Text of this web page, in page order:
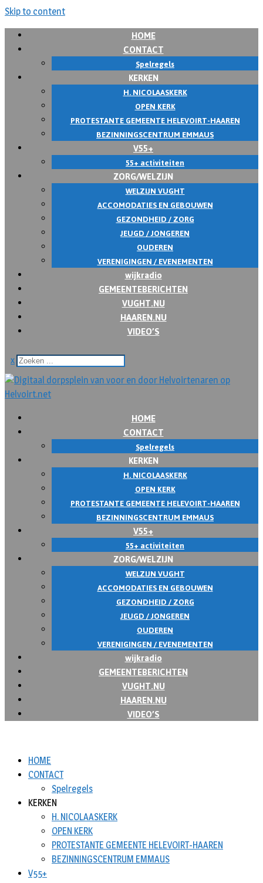
Skip to content
HOME
CONTACT
Spelregels
KERKEN
H. NICOLAASKERK
OPEN KERK
PROTESTANTE GEMEENTE HELEVOIRT-HAAREN
BEZINNINGSCENTRUM EMMAUS
V55+
55+ activiteiten
ZORG/WELZIJN
WELZIJN VUGHT
ACCOMODATIES EN GEBOUWEN
GEZONDHEID / ZORG
JEUGD / JONGEREN
OUDEREN
VERENIGINGEN / EVENEMENTEN
wijkradio
GEMEENTEBERICHTEN
VUGHT.NU
HAAREN.NU
VIDEO’S
x
HOME
CONTACT
Spelregels
KERKEN
H. NICOLAASKERK
OPEN KERK
PROTESTANTE GEMEENTE HELEVOIRT-HAAREN
BEZINNINGSCENTRUM EMMAUS
V55+
55+ activiteiten
ZORG/WELZIJN
WELZIJN VUGHT
ACCOMODATIES EN GEBOUWEN
GEZONDHEID / ZORG
JEUGD / JONGEREN
OUDEREN
VERENIGINGEN / EVENEMENTEN
wijkradio
GEMEENTEBERICHTEN
VUGHT.NU
HAAREN.NU
VIDEO’S
HOME
CONTACT
Spelregels
KERKEN
H. NICOLAASKERK
OPEN KERK
PROTESTANTE GEMEENTE HELEVOIRT-HAAREN
BEZINNINGSCENTRUM EMMAUS
V55+